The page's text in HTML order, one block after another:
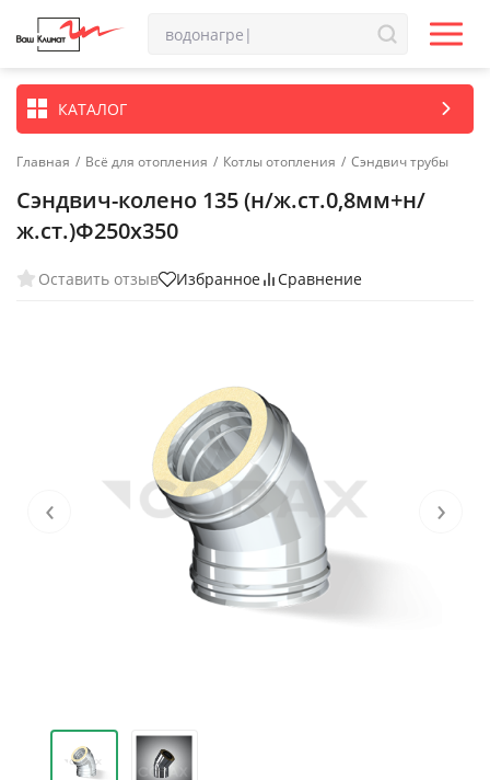
КАТАЛОГ
Главная / Всё для отопления / Котлы отопления / Сэндвич трубы
Сэндвич-колено 135 (н/ж.ст.0,8мм+н/
ж.ст.)Ф250х350
Оставить отзыв Избранное Сравнение
‹ ›